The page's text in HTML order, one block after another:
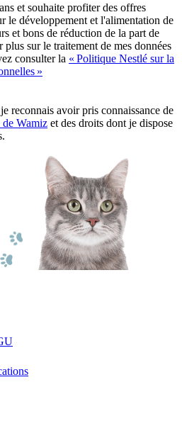
et souhaite profiter des offres
le développement et l'alimentation de
et bons de réduction de la part de
sur le traitement de mes données
consulter la « Politique Nestlé sur la
»
reconnais avoir pris connaissance de
Wamiz et des droits dont je dispose